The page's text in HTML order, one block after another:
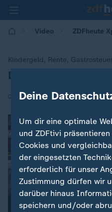
Video ZDFheute
Kindergeld, Rente,
:Das ändert sich 2026
05.01.2026 | 09:17
Deine
Um dir eine optimale
und ZDFtivi
Cookies und
der eingesetzten
erforderlich für unser
Zustimmung dürfen wir
darüber hinaus
speichern und/oder